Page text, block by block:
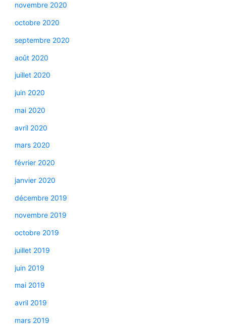
novembre 2020
octobre 2020
septembre 2020
août 2020
juillet 2020
juin 2020
mai 2020
avril 2020
mars 2020
février 2020
janvier 2020
décembre 2019
novembre 2019
octobre 2019
juillet 2019
juin 2019
mai 2019
avril 2019
mars 2019